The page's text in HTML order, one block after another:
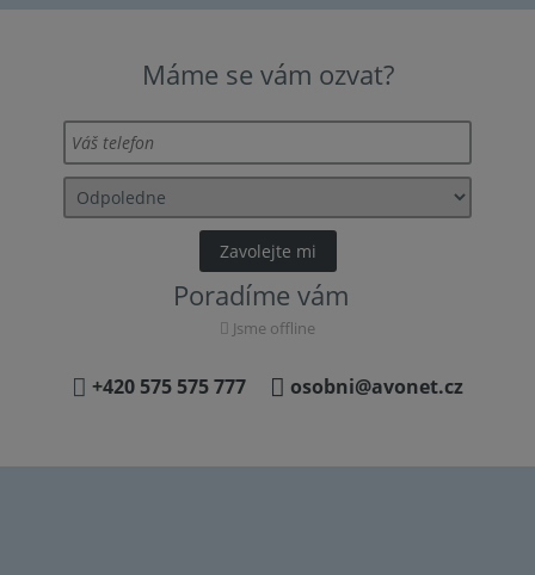
Máme se vám ozvat?
Poradíme vám
Jsme offline
+420 575 575 777 osobni@avonet.cz